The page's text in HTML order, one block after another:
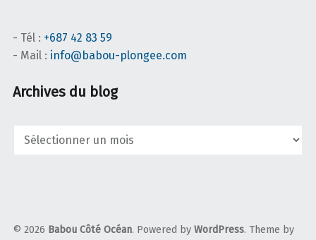
- Tél : +687 42 83 59
- Mail : info@babou-plongee.com
Archives du blog
Archives
© 2026 Babou Côté Océan. Powered by WordPress. Theme by